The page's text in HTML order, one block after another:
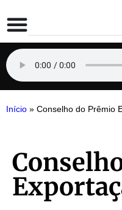
Início » Conselho do Prêmio